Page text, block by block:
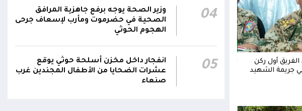
الفريق أول ركن
جريمة الشهيد
المقاومة الوطنية تودع بتشييع رسمي
وشعبي الشهيد الظاهري
تشييع مهيب لجثمان الشهيد
العميد يحيى وحيش قائد
والاستقرار
23:05
جدد #المكتب_السياسي تمسكه بمواصلة النضال
البلاد واستعادة العاصمة صنعاء وإنهاء الانقلاب
04
وزير الصحة يوجه برفع جاهزية المرافق
الصحية في حضرموت ومأرب لإسعاف جرحى
الهجوم الحوثي
05
انفجار داخل مخزن أسلحة حوثي يوقع
عشرات الضحايا من الأطفال المجندين غرب
صنعاء